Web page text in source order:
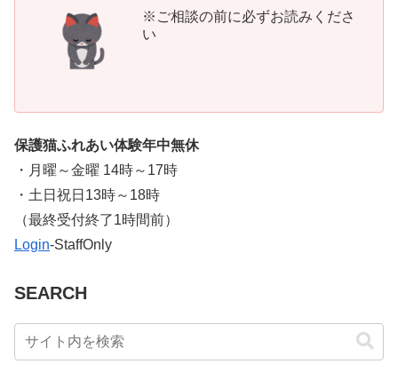
※ご相談の前に必ずお読みくださ
い
保護猫ふれあい体験年中無休
・月曜～金曜 14時～17時
・土日祝日13時～18時
​（最終受付終了1時間前）
Login-StaffOnly
SEARCH